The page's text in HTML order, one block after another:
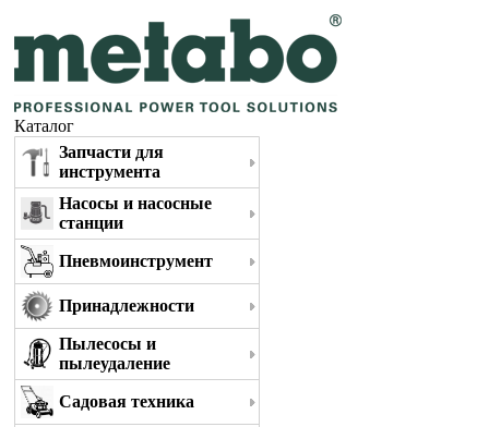
Каталог
Запчасти для
инструмента
Насосы и насосные
станции
Пневмоинструмент
Принадлежности
Пылесосы и
пылеудаление
Садовая техника